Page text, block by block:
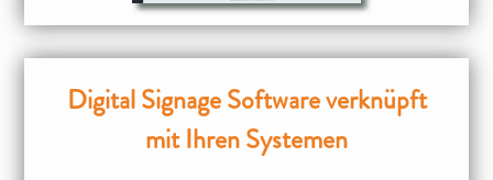
Digital Signage Software verknüpft
mit Ihren Systemen